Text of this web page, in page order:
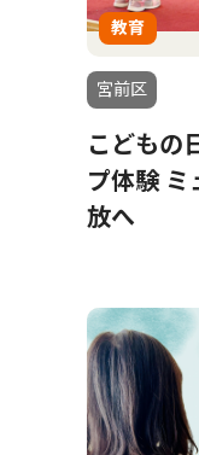
教育
宮前区
こどもの
プ体験 ミ
放へ